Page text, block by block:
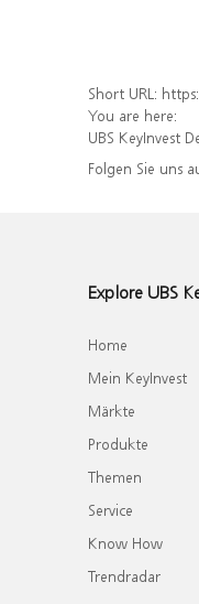
Short URL: https://
You are here:
UBS KeyInvest
Folgen Sie uns
Explore UBS
Home
Mein KeyInvest
Märkte
Produkte
Themen
Service
Know How
Trendradar